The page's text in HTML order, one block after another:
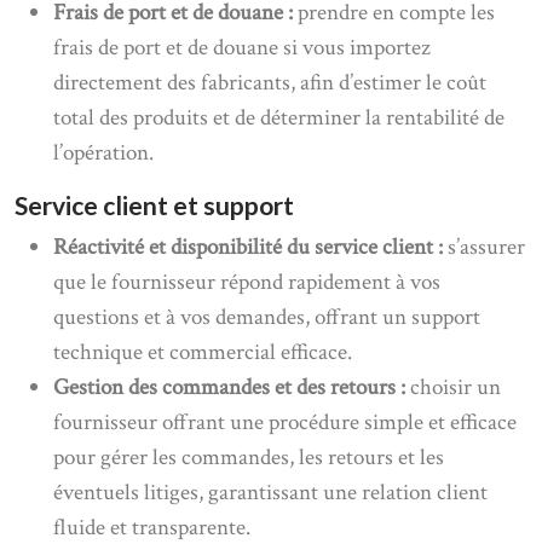
Frais de port et de douane :prendre en compte les
frais de port et de douane si vous importez
directement des fabricants, afin d’estimer le coût
total des produits et de déterminer la rentabilité de
l’opération.
Service client et support
Réactivité et disponibilité du service client :s’assurer
que le fournisseur répond rapidement à vos
questions et à vos demandes, offrant un support
technique et commercial efficace.
Gestion des commandes et des retours :choisir un
fournisseur offrant une procédure simple et efficace
pour gérer les commandes, les retours et les
éventuels litiges, garantissant une relation client
fluide et transparente.